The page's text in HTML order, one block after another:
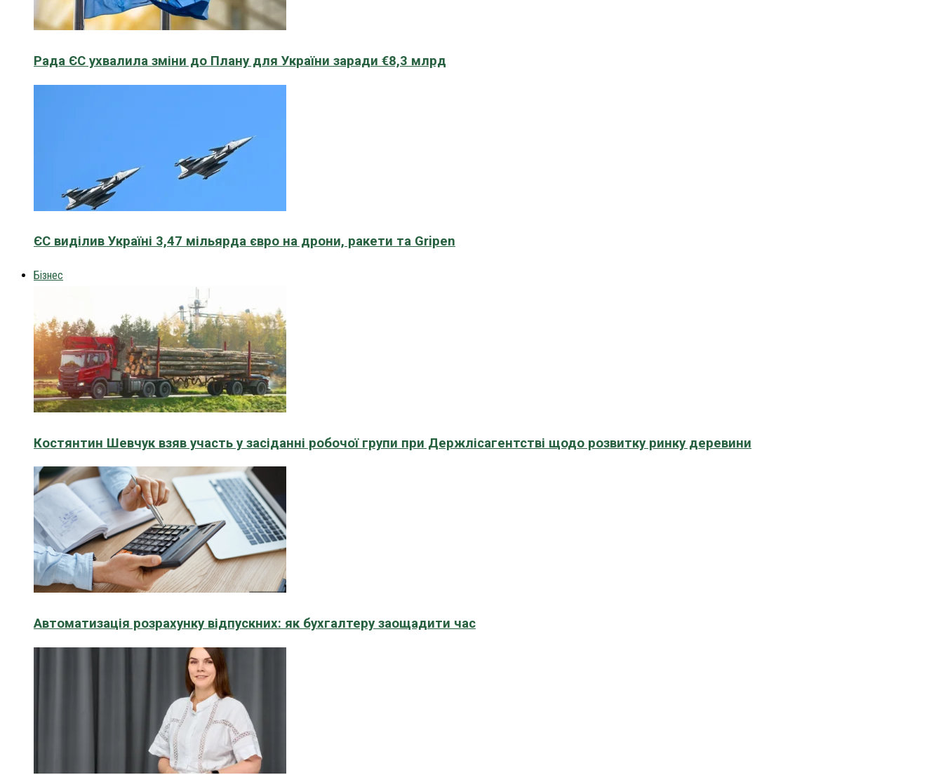
Рада ЄС ухвалила зміни до Плану для України заради €8,3 млрд
ЄС виділив Україні 3,47 мільярда євро на дрони, ракети та Gripen
Бізнес
Костянтин Шевчук взяв участь у засіданні робочої групи при Держлісагентстві щодо розвитку ринку деревини
Автоматизація розрахунку відпускних: як бухгалтеру заощадити час